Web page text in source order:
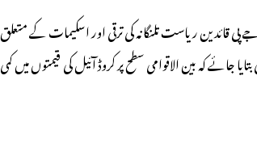
پی قائدین ریاست تلنگانہ کی ترقی اور اسکیمات کے متعلق
کہ بین الاقوامی سطح پر کروڈ آئیل کی قیمتوں میں کمی